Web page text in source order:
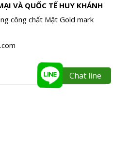
VÀ QUỐC TẾ HUY KHÁNH
công chất Mặt Gold mark
Chat line